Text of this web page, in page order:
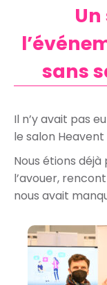
sans
Il n’y avait pas
le salon Heavent
Nous étions
l’avouer,
nous avait